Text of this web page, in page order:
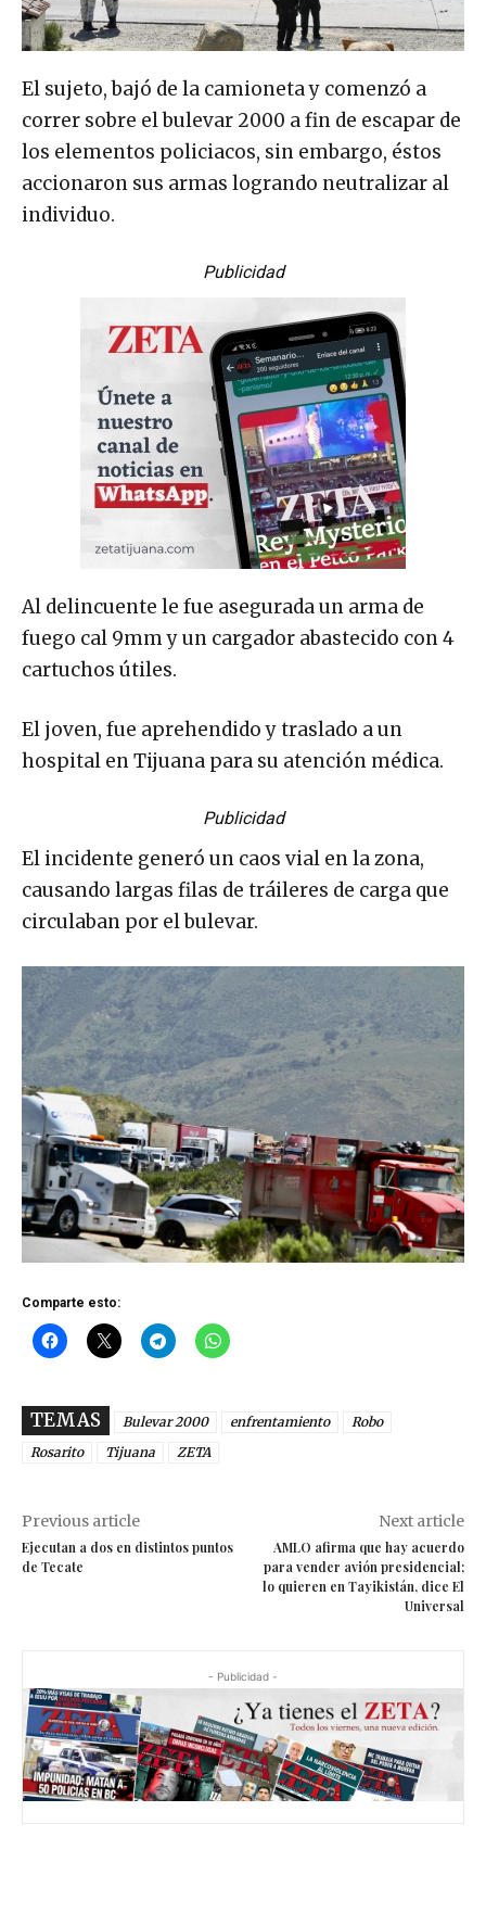
El sujeto, bajó de la camioneta y comenzó a
correr sobre el bulevar 2000 a fin de escapar de
los elementos policiacos, sin embargo, éstos
accionaron sus armas logrando neutralizar al
individuo.
Publicidad
Al delincuente le fue asegurada un arma de
fuego cal 9mm y un cargador abastecido con 4
cartuchos útiles.
El joven, fue aprehendido y traslado a un
hospital en Tijuana para su atención médica.
Publicidad
El incidente generó un caos vial en la zona,
causando largas filas de tráileres de carga que
circulaban por el bulevar.
Comparte esto:
TEMAS Bulevar 2000 enfrentamiento
Robo
Rosarito
Tijuana ZETA
Previous article
Ejecutan a dos en distintos puntos
de Tecate
Next article
AMLO afirma que hay acuerdo
para vender avión presidencial;
lo quieren en Tayikistán, dice El
Universal
- Publicidad -